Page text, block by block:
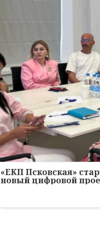
«ЕКП Псковская»
новый цифровой